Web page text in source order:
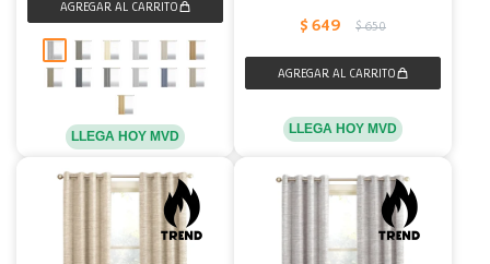
LLEGA HOY MVD
$ 649 $ 650
LLEGA HOY MVD